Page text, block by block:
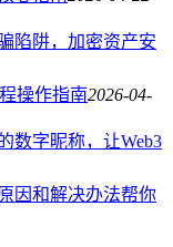
陷阱，加密资产安
操作指南2026-04-
数字昵称，让Web3
因和解决办法帮你